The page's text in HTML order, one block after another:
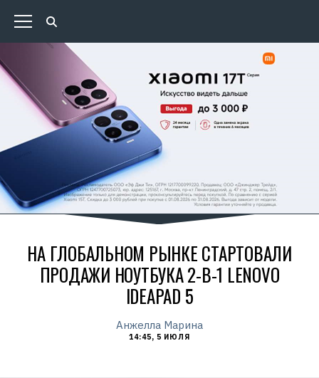
НА ГЛОБАЛЬНОМ РЫНКЕ СТАРТОВАЛИ
ПРОДАЖИ НОУТБУКА 2-В-1 LENOVO
IDEAPAD 5
Анжелла Марина
14:45, 5 ИЮЛЯ